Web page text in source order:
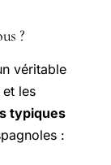
?
véritable
les
typiques
: